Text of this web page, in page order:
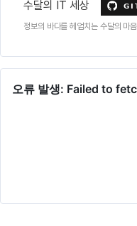
수달의 IT 세상
정보의 바다를 헤엄치는 수달의 마